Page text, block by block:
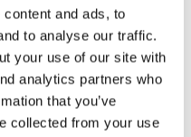
and ads, to
to analyse our traffic.
your use of our site with
analytics partners who
that you’ve
collected from your use
kado gebruiken?
kado kunt
carwashes bij jou in